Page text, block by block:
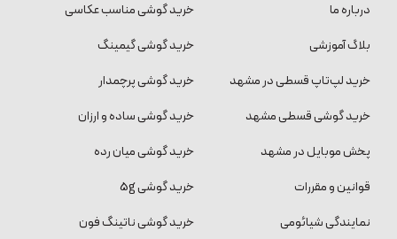
درباره ما
بلاگ آموزشی
خرید لپ‌تاپ قسطی در مشهد
خرید گوشی قسطی مشهد
پخش موبایل در مشهد
قوانین و مقررات
نمایندگی شیائومی
خرید گوشی مناسب عکاسی
خرید گوشی گیمینگ
خرید گوشی پرچمدار
خرید گوشی ساده و ارزان
خرید گوشی میان رده
خرید گوشی 5g
خرید گوشی ناتینگ فون